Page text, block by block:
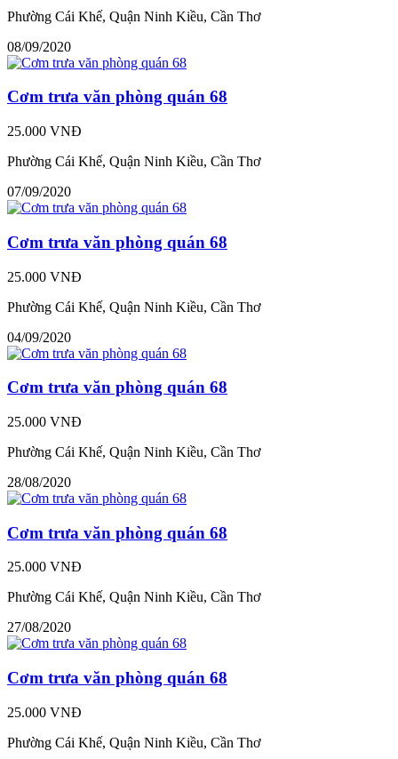
Phường Cái Khế, Quận Ninh Kiều, Cần Thơ
08/09/2020
Cơm trưa văn phòng quán 68
25.000 VNĐ
Phường Cái Khế, Quận Ninh Kiều, Cần Thơ
07/09/2020
Cơm trưa văn phòng quán 68
25.000 VNĐ
Phường Cái Khế, Quận Ninh Kiều, Cần Thơ
04/09/2020
Cơm trưa văn phòng quán 68
25.000 VNĐ
Phường Cái Khế, Quận Ninh Kiều, Cần Thơ
28/08/2020
Cơm trưa văn phòng quán 68
25.000 VNĐ
Phường Cái Khế, Quận Ninh Kiều, Cần Thơ
27/08/2020
Cơm trưa văn phòng quán 68
25.000 VNĐ
Phường Cái Khế, Quận Ninh Kiều, Cần Thơ